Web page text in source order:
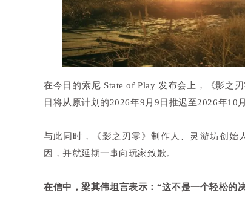
在今日的索尼 State of Play 发布会上，《影之
日将从原计划的2026年9月9日推迟至2026年10
与此同时，《影之刃零》制作人、灵游坊创始
因，并就延期一事向玩家致歉。
在信中，梁其伟坦言表示：“这不是一个轻松的